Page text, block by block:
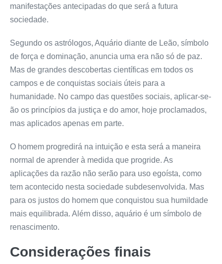
manifestações antecipadas do que será a futura
sociedade.
Segundo os astrólogos, Aquário diante de Leão, símbolo
de força e dominação, anuncia uma era não só de paz.
Mas de grandes descobertas científicas em todos os
campos e de conquistas sociais úteis para a
humanidade. No campo das questões sociais, aplicar-se-
ão os princípios da justiça e do amor, hoje proclamados,
mas aplicados apenas em parte.
O homem progredirá na intuição e esta será a maneira
normal de aprender à medida que progride. As
aplicações da razão não serão para uso egoísta, como
tem acontecido nesta sociedade subdesenvolvida. Mas
para os justos do homem que conquistou sua humildade
mais equilibrada. Além disso, aquário é um símbolo de
renascimento.
Considerações finais